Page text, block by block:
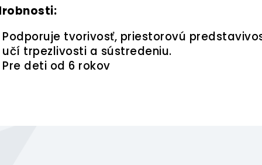
Podporuje tvorivosť, priestorovú
učí trpezlivosti a sústredeniu.
Pre deti od 6 rokov